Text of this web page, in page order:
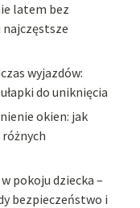
latem bez
wyjazdów:
do uniknięcia
okien: jak
pokoju dziecka –
bezpieczeństwo i